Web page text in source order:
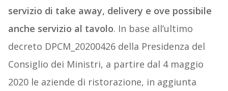
servizio di take away, delivery e ove possibile
anche servizio al tavolo. In base all’ultimo
decreto DPCM_20200426 della Presidenza del
Consiglio dei Ministri, a partire dal 4 maggio
2020 le aziende di ristorazione, in aggiunta